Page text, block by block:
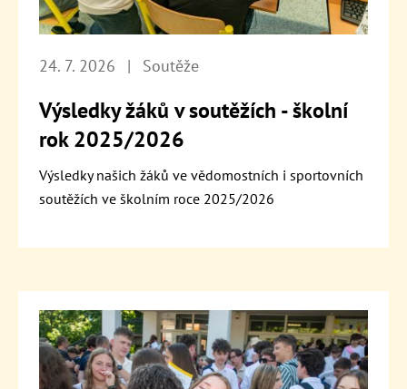
24. 7. 2026 | Soutěže
Výsledky žáků v soutěžích - školní
rok 2025/2026
Výsledky našich žáků ve vědomostních i sportovních
soutěžích ve školním roce 2025/2026